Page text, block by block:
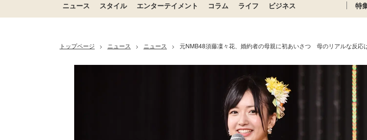
ニュース スタイル エンターテイメント コラム ライフ ビジネス 特
トップページ > ニュース > ニュース > 元NMB48須藤凜々花、婚約者の母親に初あいさつ 母のリアルな反応